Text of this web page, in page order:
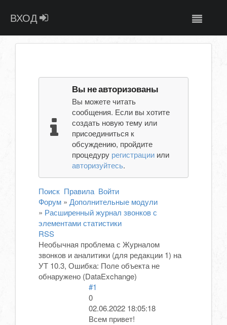
ВХОД
Вы не авторизованы
Вы можете читать
сообщения. Если вы хотите
создать новую тему или
присоединиться к
обсуждению, пройдите
процедуру регистрацииили
авторизуйтесь.
Поиск Правила Войти
Форум » Дополнительные модули
» Расширенный журнал звонков с
элементами статистики
RSS
Необычная проблема с Журналом
звонков и аналитики (для редакции 1) на
УТ 10.3, Ошибка: Поле объекта не
обнаружено (DataExchange)
#1
0
02.06.2022 18:05:18
Всем привет!